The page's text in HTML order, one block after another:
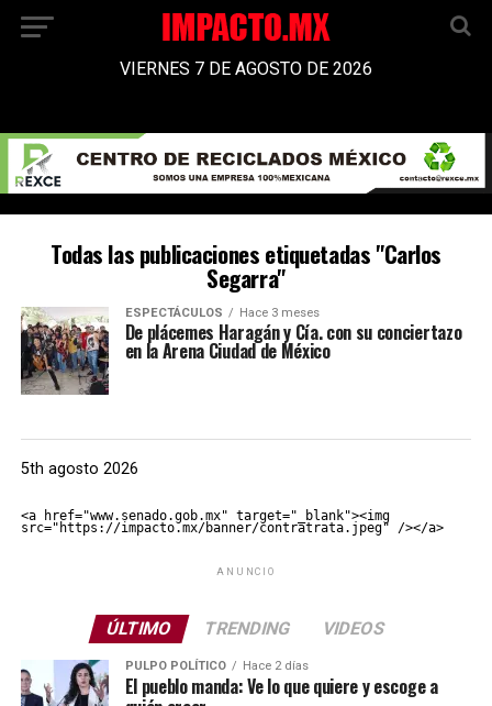
VIERNES 7 DE AGOSTO DE 2026
Todas las publicaciones etiquetadas "Carlos
Segarra"
ESPECTÁCULOS Hace 3 meses
De plácemes Haragán y Cía. con su conciertazo
en la Arena Ciudad de México
5th agosto 2026
<a href="www.senado.gob.mx" target="_blank"><img
src="https://impacto.mx/banner/contratrata.jpeg" /></a>
ANUNCIO
ÚLTIMO TRENDING VIDEOS
PULPO POLÍTICO Hace 2 días
El pueblo manda: Ve lo que quiere y escoge a